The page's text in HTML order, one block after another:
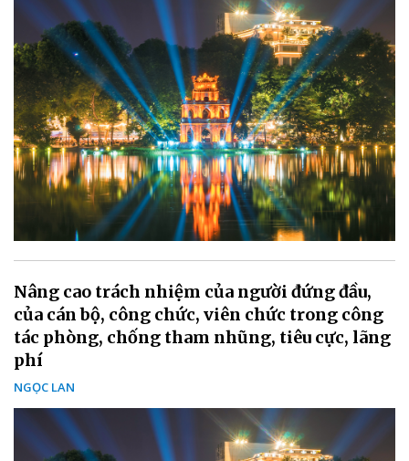
Nâng cao trách nhiệm của người đứng đầu,
của cán bộ, công chức, viên chức trong công
tác phòng, chống tham nhũng, tiêu cực, lãng
phí
NGỌC LAN